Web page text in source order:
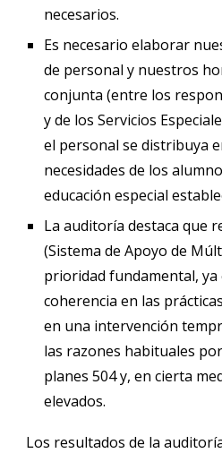
necesarios.
Es necesario elaborar
de personal y nuestros
conjunta (entre los
y de los Servicios
el personal se distribuya
necesidades de los
educación especial
La auditoría destaca que
(Sistema de Apoyo de
prioridad fundamental, ya
coherencia en las
en una intervención
las razones habituales
planes 504 y, en cierta
elevados.
Los resultados de la